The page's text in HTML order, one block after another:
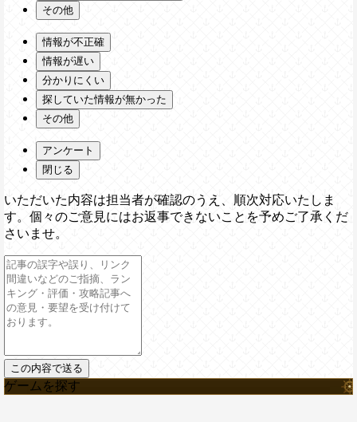
その他
情報が不正確
情報が遅い
分かりにくい
探していた情報が無かった
その他
アンケート
閉じる
いただいた内容は担当者が確認のうえ、順次対応いたしま
す。個々のご意見にはお返事できないことを予めご了承くだ
さいませ。
ゲームを探す